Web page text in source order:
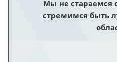
Мы не стараемся
стремимся быть